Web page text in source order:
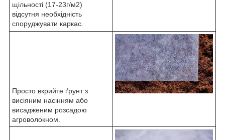
щільності (17-23г/м2)
відсутня необхідність
споруджувати каркас.
Просто вкрийте ґрунт з
висіяним насінням або
висадженим розсадою
агроволокном.